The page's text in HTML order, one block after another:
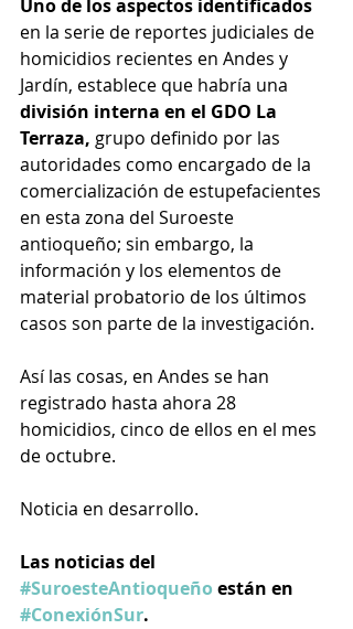
Uno de los aspectos identificados
en la serie de reportes judiciales de
homicidios recientes en Andes y
Jardín, establece que habría una
división interna en el GDO La
Terraza, grupo definido por las
autoridades como encargado de la
comercialización de estupefacientes
en esta zona del Suroeste
antioqueño; sin embargo, la
información y los elementos de
material probatorio de los últimos
casos son parte de la investigación.
Así las cosas, en Andes se han
registrado hasta ahora 28
homicidios, cinco de ellos en el mes
de octubre.
Noticia en desarrollo.
Las noticias del
#SuroesteAntioqueño están en
#ConexiónSur.